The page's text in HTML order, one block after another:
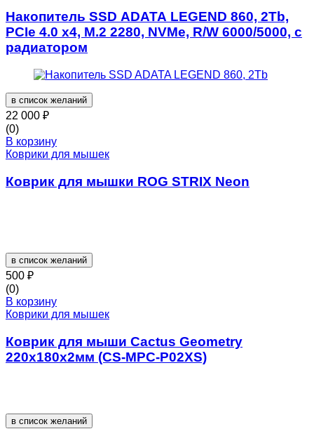
Накопитель SSD ADATA LEGEND 860, 2Tb,
PCIe 4.0 x4, M.2 2280, NVMe, R/W 6000/5000, с
радиатором
в список желаний
22 000 ₽
(0)
В корзину
Коврики для мышек
Коврик для мышки ROG STRIX Neon
в список желаний
500 ₽
(0)
В корзину
Коврики для мышек
Коврик для мыши Cactus Geometry
220x180x2мм (CS-MPC-P02XS)
в список желаний